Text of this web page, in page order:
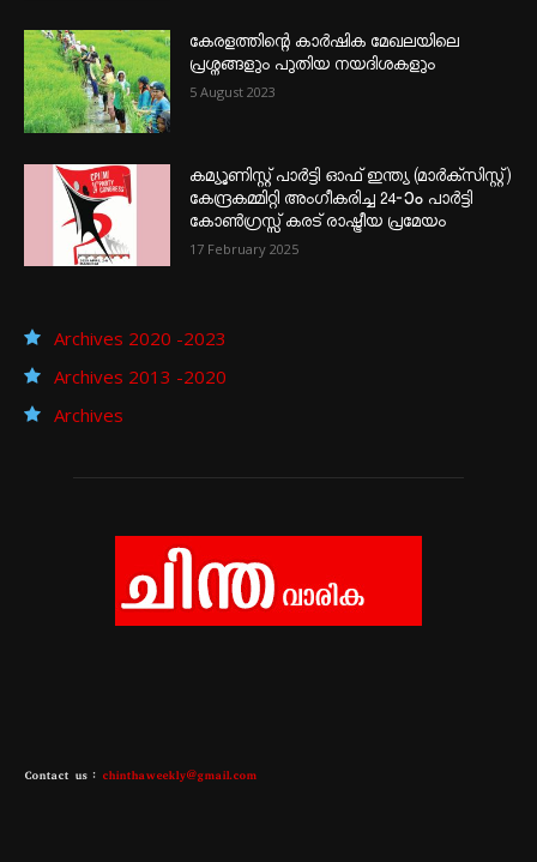
കേരളത്തിന്റെ കാർഷിക മേഖലയിലെ
പ്രശ്നങ്ങളും പുതിയ നയദിശകളും
5 August 2023
കമ്യൂണിസ്റ്റ് പാർട്ടി ഓഫ് ഇന്ത്യ (മാർക്സിസ്റ്റ്)
കേന്ദ്രകമ്മിറ്റി അംഗീകരിച്ച 24‐ാം പാർട്ടി
കോൺഗ്രസ്സ് കരട് രാഷ്ട്രീയ പ്രമേയം
17 February 2025
Archives 2020 -2023
Archives 2013 -2020
Archives
Contact us : chinthaweekly@gmail.com